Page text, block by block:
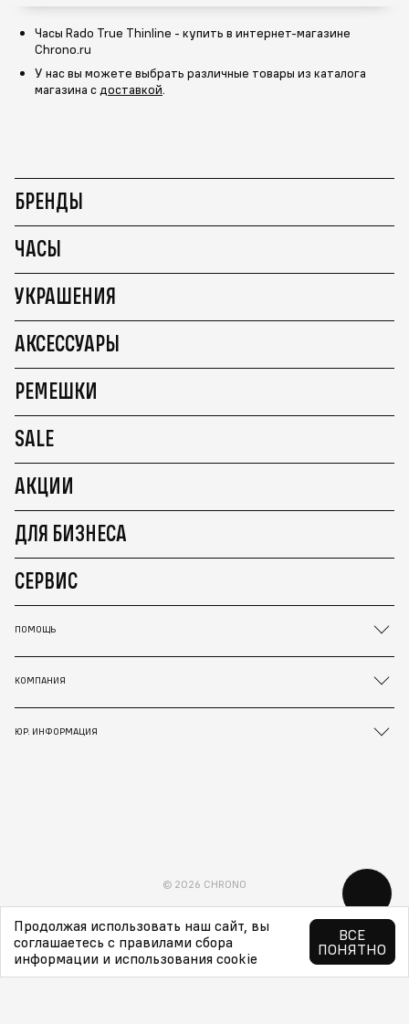
Часы Rado True Thinline - купить в интернет-магазине
Chrono.ru
У нас вы можете выбрать различные товары из каталога
магазина сдоставкой.
БРЕНДЫ
ЧАСЫ
УКРАШЕНИЯ
АКСЕССУАРЫ
РЕМЕШКИ
SALE
АКЦИИ
ДЛЯ БИЗНЕСА
СЕРВИС
ПОМОЩЬ
КОМПАНИЯ
ЮР. ИНФОРМАЦИЯ
© 2026 CHRONO
Продолжая использовать наш сайт, вы
соглашаетесь с правилами сбора
информации и использования cookie
ВСЕ
ПОНЯТНО